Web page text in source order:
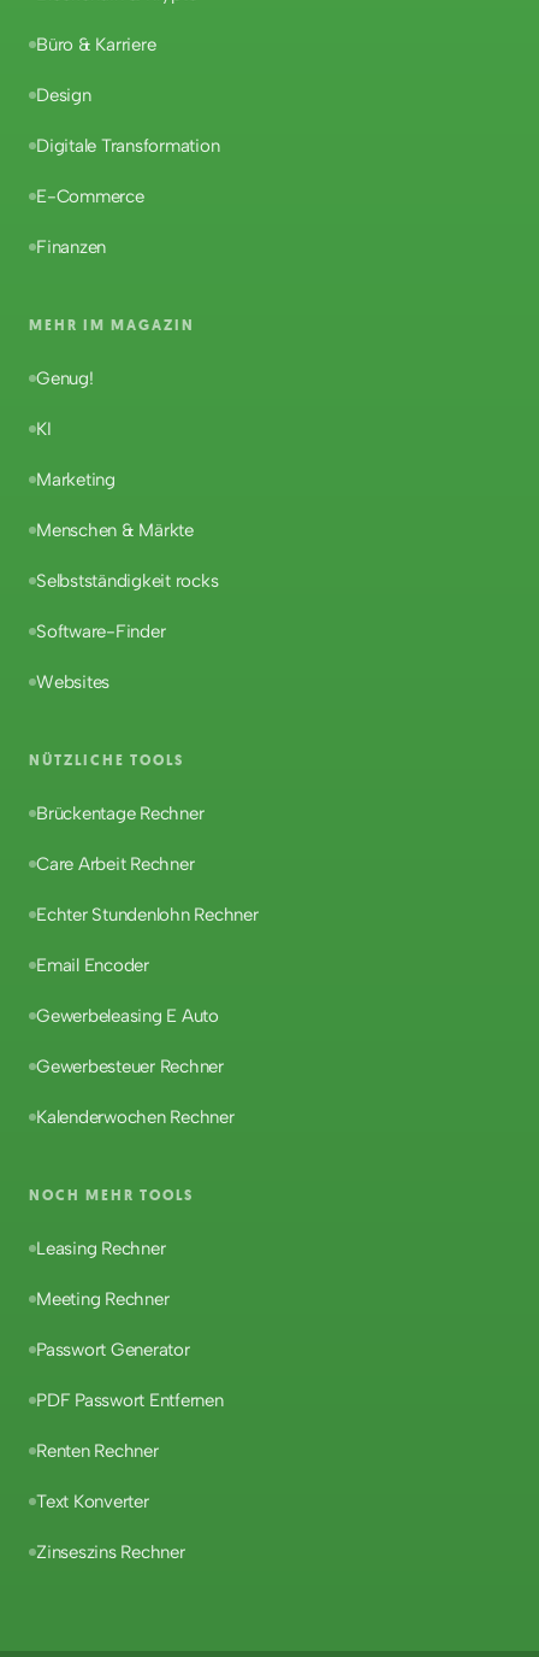
Büro & Karriere
Design
Digitale Transformation
E-Commerce
Finanzen
MEHR IM MAGAZIN
Genug!
KI
Marketing
Menschen & Märkte
Selbstständigkeit rocks
Software-Finder
Websites
NÜTZLICHE TOOLS
Brückentage Rechner
Care Arbeit Rechner
Echter Stundenlohn Rechner
Email Encoder
Gewerbeleasing E Auto
Gewerbesteuer Rechner
Kalenderwochen Rechner
NOCH MEHR TOOLS
Leasing Rechner
Meeting Rechner
Passwort Generator
PDF Passwort Entfernen
Renten Rechner
Text Konverter
Zinseszins Rechner